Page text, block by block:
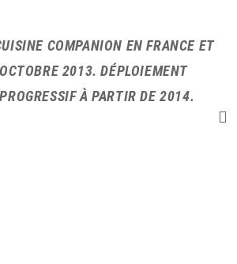
COMPANION EN FRANCE ET
2013. DÉPLOIEMENT
À PARTIR DE 2014.